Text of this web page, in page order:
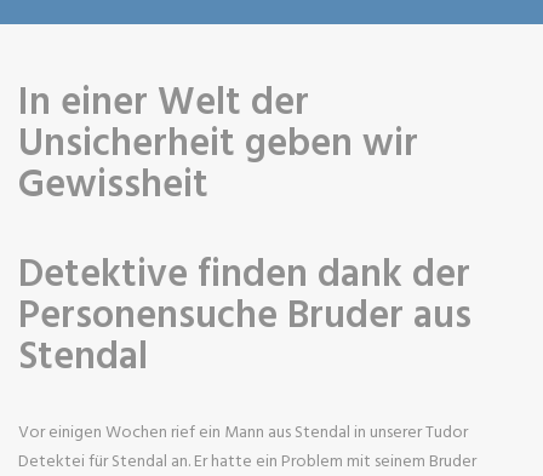
In einer Welt der
Unsicherheit geben wir
Gewissheit
Detektive finden dank der
Personensuche Bruder aus
Stendal
Vor einigen Wochen rief ein Mann aus Stendal in unserer Tudor
Detektei für Stendal an. Er hatte ein Problem mit seinem Bruder